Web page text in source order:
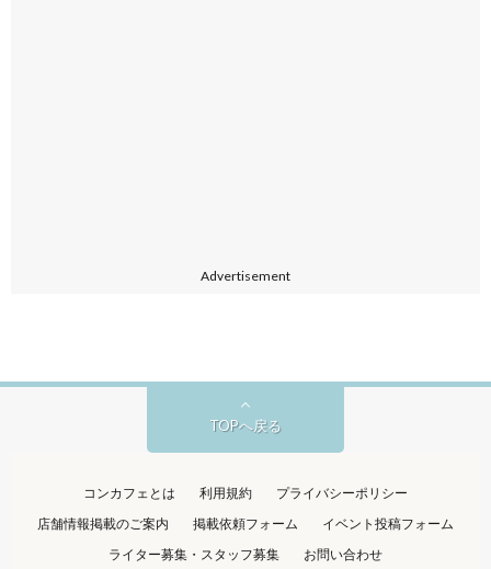
Advertisement
TOPへ戻る
コンカフェとは 利用規約
プライバシーポリシー
店舗情報掲載のご案内
掲載依頼フォーム
イベント投稿フォーム
ライター募集・スタッフ募集
お問い合わせ